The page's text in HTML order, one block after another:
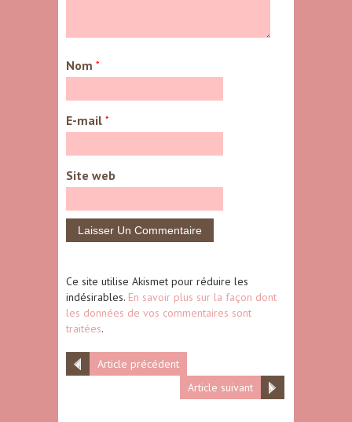
Nom *
E-mail *
Site web
Ce site utilise Akismet pour réduire les
indésirables. En savoir plus sur la façon dont
les données de vos commentaires sont
traitées.
Article précédent
Article suivant